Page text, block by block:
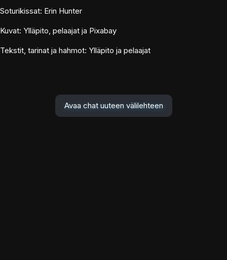
Soturikissat: Erin Hunter
Kuvat: Ylläpito, pelaajat ja Pixabay
Tekstit, tarinat ja hahmot: Ylläpito ja pelaajat
Avaa chat uuteen välilehteen